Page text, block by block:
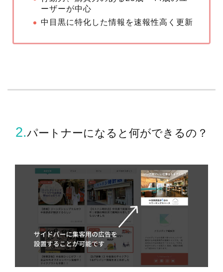
ーザーが中心
中目黒に特化した情報を速報性高く更新
2.パートナーになると何ができるの？